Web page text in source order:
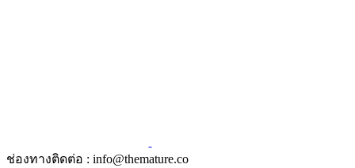
ช่องทางติดต่อ : info@themature.co